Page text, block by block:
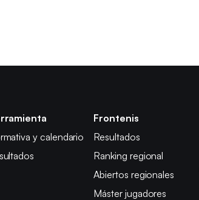
y calendario
Frontenis
Resultados
Ranking regional
Abiertos regionales
Máster jugadores